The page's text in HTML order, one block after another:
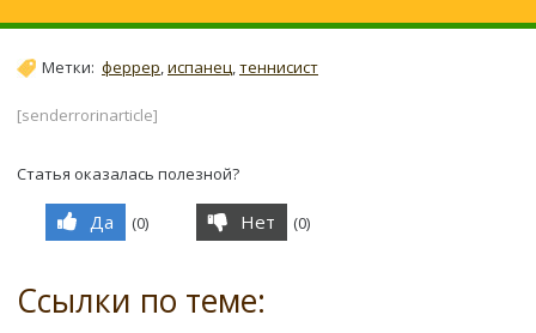
Метки: феррер,испанец,теннисист
[senderrorinarticle]
Статья оказалась полезной?
Да (0) Нет (0)
Ссылки по теме: